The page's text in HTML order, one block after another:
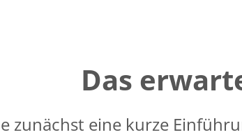
Das
zunächst eine kurze